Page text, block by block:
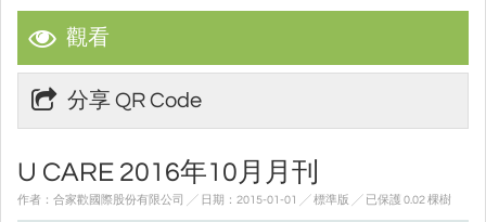
觀看
分享 QR Code
U CARE 2016年10月月刊
作者：合家歡國際股份有限公司 ╱ 日期：2015-01-01 ╱ 標準版 ╱ 已保護 0.02 棵樹